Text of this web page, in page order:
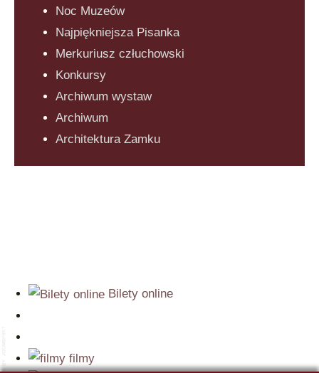
Noc Muzeów
Najpiękniejsza Pisanka
Merkuriusz człuchowski
Konkursy
Archiwum wystaw
Archiwum
Architektura Zamku
Bilety online
filmy